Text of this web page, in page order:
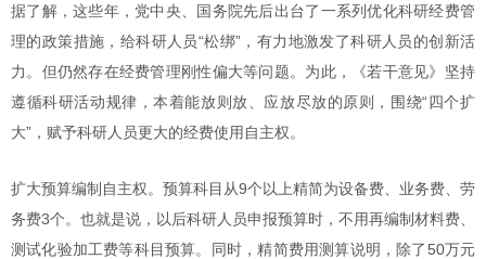
据了解，这些年，党中央、国务院先后出台了一系列优化科研经费管
理的政策措施，给科研人员“松绑”，有力地激发了科研人员的创新活
力。但仍然存在经费管理刚性偏大等问题。为此，《若干意见》坚持
遵循科研活动规律，本着能放则放、应放尽放的原则，围绕“四个扩
大”，赋予科研人员更大的经费使用自主权。
扩大预算编制自主权。预算科目从9个以上精简为设备费、业务费、劳
务费3个。也就是说，以后科研人员申报预算时，不用再编制材料费、
测试化验加工费等科目预算。同时，精简费用测算说明，除了50万元